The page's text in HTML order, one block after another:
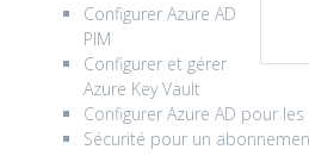
Configurer Azure AD
PIM
Configurer et gérer
Azure Key Vault
Configurer Azure AD pour
Sécurité pour un